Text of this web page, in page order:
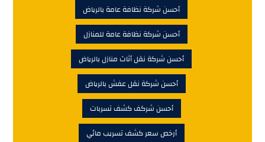
أحسن شركة نظافة عامة بالرياض
أحسن شركة نظافة عامة للمنازل
أحسن شركة نقل أثاث منازل بالرياض
أحسن شركة نقل عفش بالرياض
أحسن شركف كشف تسربات
أرخص سعر كشف تسريب مائي